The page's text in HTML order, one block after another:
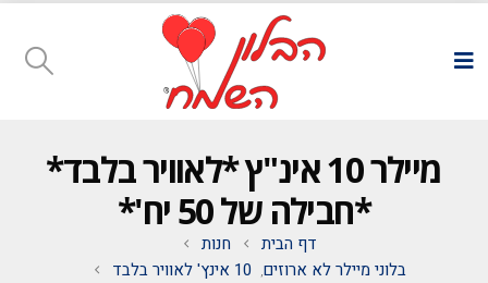
מיילר 10 אינ"ץ *לאוויר בלבד*
*חבילה של 50 יח'*
דף הבית
חנות
בלוני מיילר לא ארוזים, 10 אינץ' לאוויר בלבד